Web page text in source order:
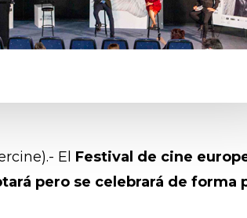
El Festival de cine
pero se celebrará de